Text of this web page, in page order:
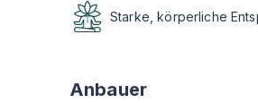
Starke, körperliche
Anbauer